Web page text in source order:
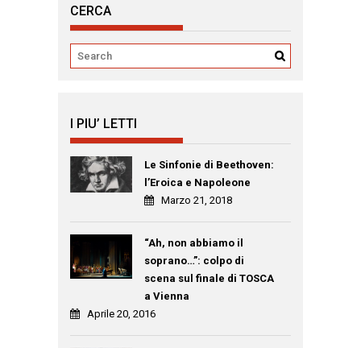
CERCA
I PIU’ LETTI
Le Sinfonie di Beethoven:
l’Eroica e Napoleone
Marzo 21, 2018
“Ah, non abbiamo il
soprano…”: colpo di
scena sul finale di TOSCA
a Vienna
Aprile 20, 2016